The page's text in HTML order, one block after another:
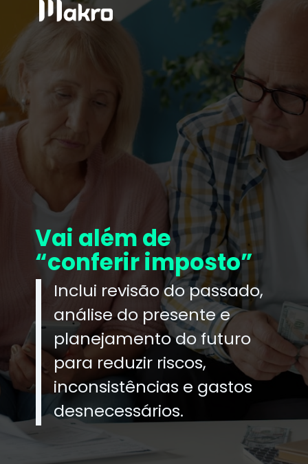
Vai além de
“conferir imposto”
Inclui revisão do passado,
análise do presente e
planejamento do futuro
para reduzir riscos,
inconsistências e gastos
desnecessários.